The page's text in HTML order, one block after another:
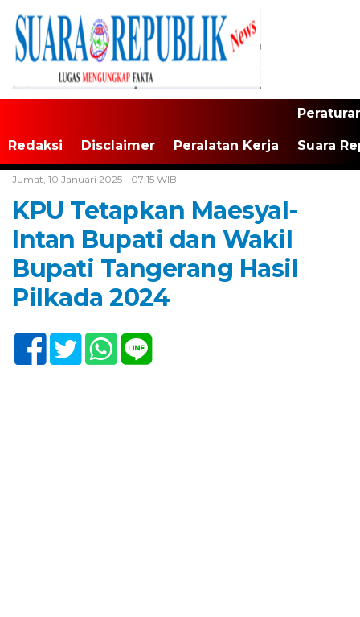
Redaksi Disclaimer Peralatan Kerja Suara
Jumat, 10 Januari 2025 - 07:15 WIB
KPU Tetapkan Maesyal-
Intan Bupati dan Wakil
Bupati Tangerang Hasil
Pilkada 2024